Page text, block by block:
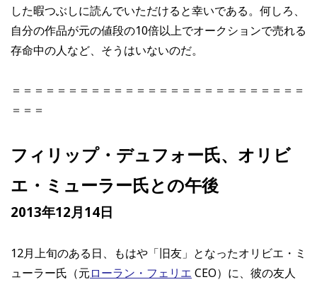
した暇つぶしに読んでいただけると幸いである。何しろ、
自分の作品が元の値段の10倍以上でオークションで売れる
存命中の人など、そうはいないのだ。
＝＝＝＝＝＝＝＝＝＝＝＝＝＝＝＝＝＝＝＝＝＝＝＝＝＝
＝＝＝
フィリップ・デュフォー氏、オリビ
エ・ミューラー氏との午後
2013年12月14日
12月上旬のある日、もはや「旧友」となったオリビエ・ミ
ューラー氏（元ローラン・フェリエ CEO）に、彼の友人